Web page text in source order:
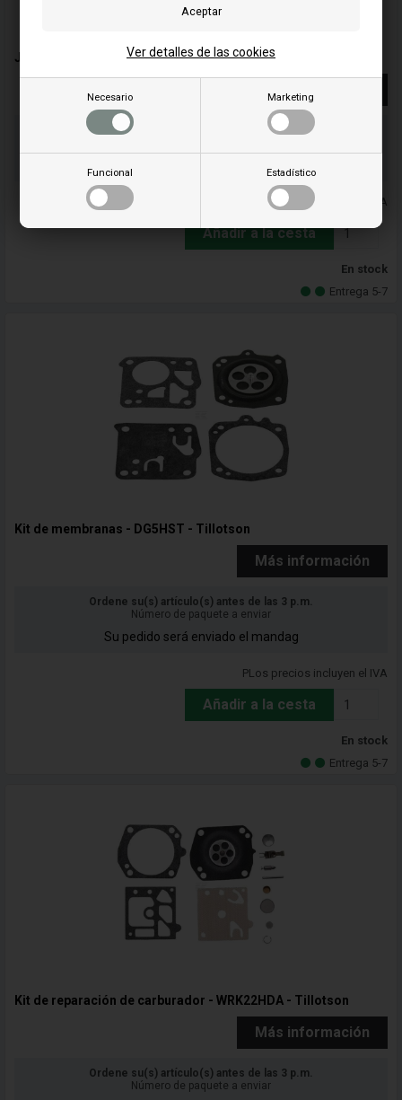
Necesario Marketing
Funcional Estadístico
Ver detalles de las cookies
Juegos de membrana - D22HDA - Walbro
Más información
Ordene su(s) artículo(s) antes de las 3 p.m.
PLos precios incluyen el IVA
Añadir a la cesta
En stock
Entrega 5-7
Kit de membranas - DG5HST - Tillotson
Más información
Ordene su(s) artículo(s) antes de las 3 p.m.
Número de paquete a enviar
Su pedido será enviado el mandag
PLos precios incluyen el IVA
Añadir a la cesta
En stock
Entrega 5-7
Kit de reparación de carburador - WRK22HDA - Tillotson
Más información
Ordene su(s) artículo(s) antes de las 3 p.m.
Número de paquete a enviar